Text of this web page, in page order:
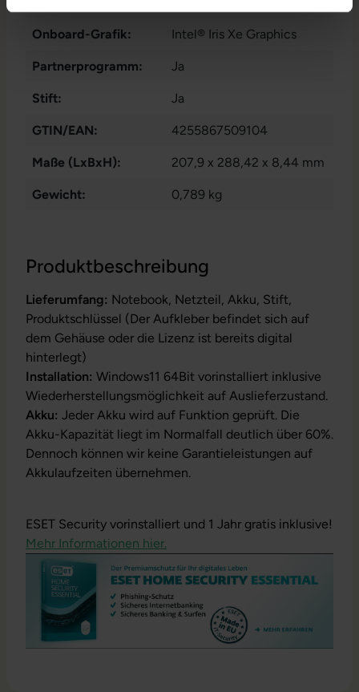
Produktbeschreibung
Lieferumfang: Notebook, Netzteil, Akku, Stift,
Produktschlüssel (Der Aufkleber befindet sich auf
dem Gehäuse oder die Lizenz ist bereits digital
hinterlegt)
Installation: Windows11 64Bit vorinstalliert inklusive
Wiederherstellungsmöglichkeit auf Auslieferzustand.
Akku: Jeder Akku wird auf Funktion geprüft. Die
Akku-Kapazität liegt im Normalfall deutlich über 60%.
Dennoch können wir keine Garantieleistungen auf
Akkulaufzeiten übernehmen.
ESET Security vorinstalliert und 1 Jahr gratis inklusive!
Mehr Informationen hier.
Onboard-Grafik: Intel® Iris Xe Graphics
Partnerprogramm: Ja
Stift: Ja
GTIN/EAN: 4255867509104
Maße (LxBxH): 207,9 x 288,42 x 8,44 mm
Gewicht: 0,789 kg